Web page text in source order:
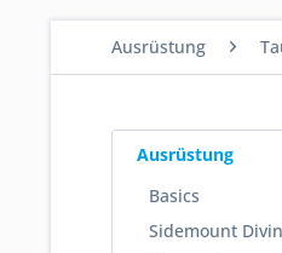
Ausrüstung
Ausrüstung
Basics
Sidemount